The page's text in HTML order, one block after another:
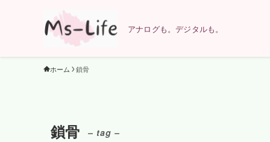
アナログも。デジタルも。
ホーム 鎖骨
鎖骨 – tag –